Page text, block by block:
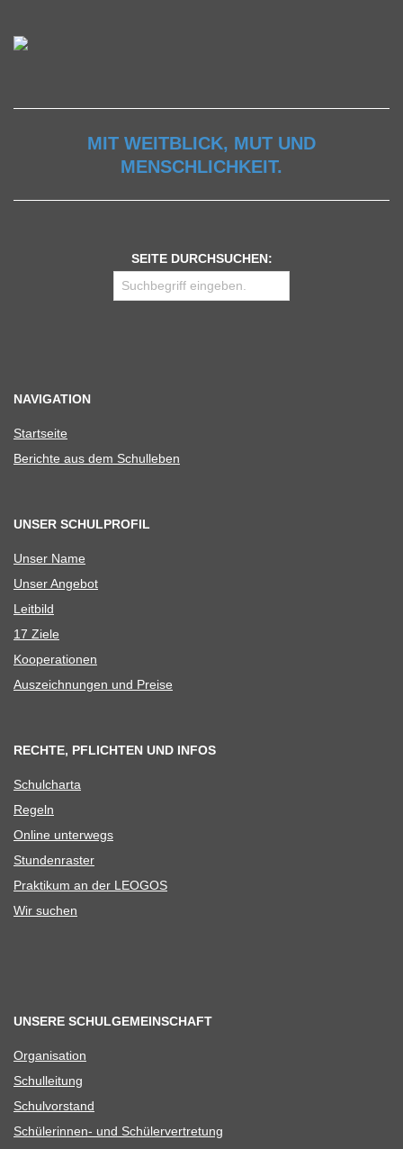
MIT WEITBLICK, MUT UND
MENSCHLICHKEIT.
SEITE DURCHSUCHEN:
NAVIGATION
Start­seite
Berichte aus dem Schulleben
UNSER SCHULPROFIL
Unser Name
Unser Ange­bot
Leit­bild
17 Ziele
Koope­ra­tio­nen
Aus­zeich­nun­gen und Preise
RECHTE, PFLICHTEN UND INFOS
Schul­charta
Regeln
Online unter­wegs
Stun­den­ras­ter
Prak­ti­kum an der LEOGOS
Wir suchen
UNSERE SCHULGEMEINSCHAFT
Orga­ni­sa­tion
Schul­lei­tung
Schul­vor­stand
Schü­le­rin­nen- und Schülervertretung